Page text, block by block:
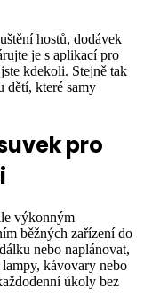
hostů, dodávek
je s aplikací pro
kdekoli. Stejně tak
dětí, které samy
pro
výkonným
běžných zařízení do
nebo naplánovat,
kávovary nebo
úkoly bez